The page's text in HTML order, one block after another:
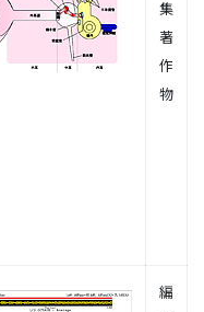
集
著
作
物
編